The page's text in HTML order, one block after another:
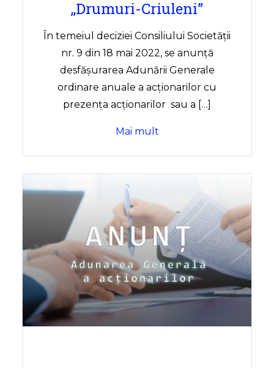
,,Drumuri-Criuleni”
În temeiul deciziei Consiliului Societății
nr. 9 din 18 mai 2022, se anunță
desfășurarea Adunării Generale
ordinare anuale a acționarilor cu
prezența acționarilor sau a […]
Mai mult